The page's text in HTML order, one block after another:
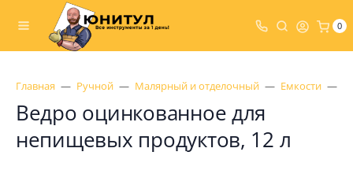
0
Главная Ручной Малярный и отделочный Емкости
Ведро оцинкованное для
непищевых продуктов, 12 л